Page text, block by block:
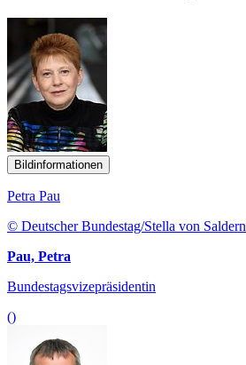
Bildinformationen
Petra Pau
© Deutscher Bundestag/Stella von Saldern
Pau, Petra
Bundestagsvizepräsidentin
()